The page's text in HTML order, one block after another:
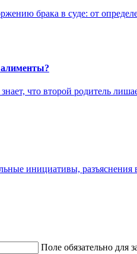
брака в суде: от
что второй родитель
инициативы,
Поле обязательно для